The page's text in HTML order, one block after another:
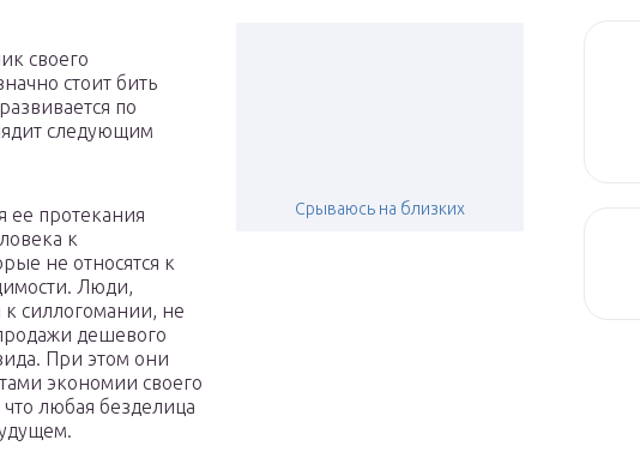
Срываюсь на близких
своего
стоит бить
по
следующим
ее протекания
к
не относятся к
Люди,
силлогомании, не
дешевого
При этом они
экономии своего
любая безделица